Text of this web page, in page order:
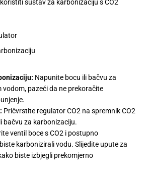
sustav za karbonizaciju s CO2
Napunite bocu ili bačvu za
pazeći da ne prekoračite
Pričvrstite regulator CO2 na spremnik CO2
bačvu za karbonizaciju.
ventil boce s CO2 i postupno
karbonizirali vodu. Slijedite upute za
biste izbjegli prekomjerno